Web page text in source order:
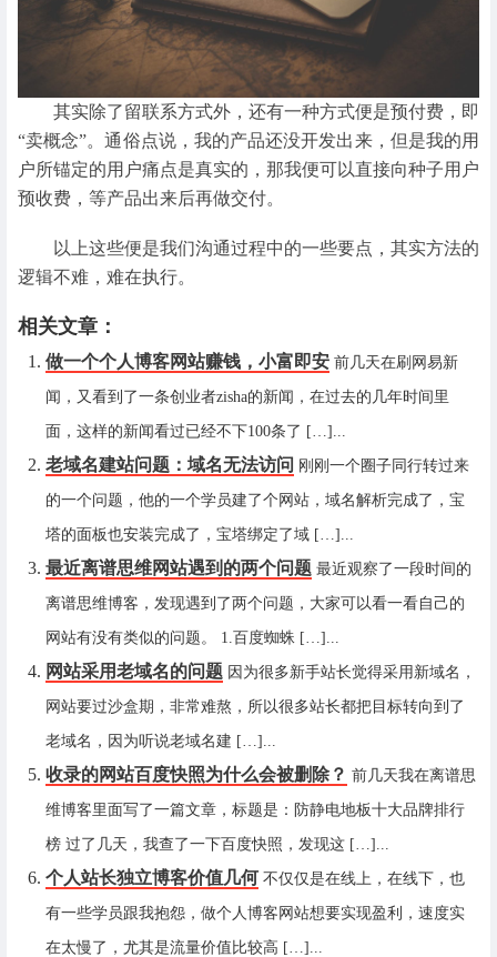
其实除了留联系方式外，还有一种方式便是预付费，即
“卖概念”。通俗点说，我的产品还没开发出来，但是我的用
户所锚定的用户痛点是真实的，那我便可以直接向种子用户
预收费，等产品出来后再做交付。
以上这些便是我们沟通过程中的一些要点，其实方法的
逻辑不难，难在执行。
相关文章：
做一个个人博客网站赚钱，小富即安 前几天在刷网易新
闻，又看到了一条创业者zisha的新闻，在过去的几年时间里
面，这样的新闻看过已经不下100条了 […]...
老域名建站问题：域名无法访问 刚刚一个圈子同行转过来
的一个问题，他的一个学员建了个网站，域名解析完成了，宝
塔的面板也安装完成了，宝塔绑定了域 […]...
最近离谱思维网站遇到的两个问题 最近观察了一段时间的
离谱思维博客，发现遇到了两个问题，大家可以看一看自己的
网站有没有类似的问题。 1.百度蜘蛛 […]...
网站采用老域名的问题 因为很多新手站长觉得采用新域名，
网站要过沙盒期，非常难熬，所以很多站长都把目标转向到了
老域名，因为听说老域名建 […]...
收录的网站百度快照为什么会被删除？ 前几天我在离谱思
维博客里面写了一篇文章，标题是：防静电地板十大品牌排行
榜 过了几天，我查了一下百度快照，发现这 […]...
个人站长独立博客价值几何 不仅仅是在线上，在线下，也
有一些学员跟我抱怨，做个人博客网站想要实现盈利，速度实
在太慢了，尤其是流量价值比较高 […]...